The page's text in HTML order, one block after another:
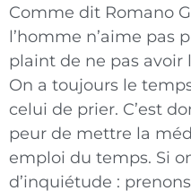
Comme dit Romano
l’homme n’aime pas
plaint de ne pas avoir
On a toujours le
celui de prier. C’est
peur de mettre la
emploi du temps. Si
d’inquiétude :